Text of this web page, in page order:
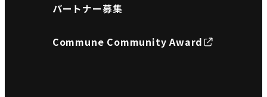
パートナー募集
Commune Community Award